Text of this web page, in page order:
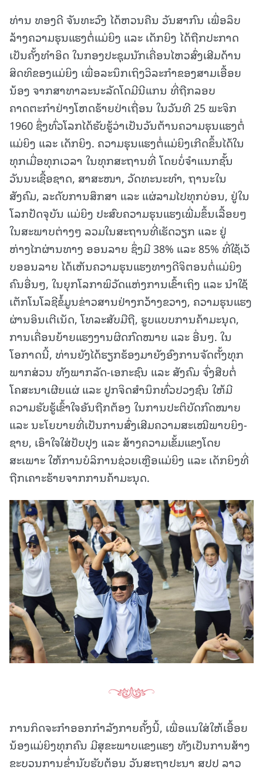
ທ່ານ ທອງດີ ຈັນທະວົງ ໄດ້ຫວນຄືນ ວັນສາກົນ ເພື່ອລຶບ
ລ້າງຄວາມຮຸນແຮງຕໍ່ແມ່ຍິງ ແລະ ເດັກຍິງ ໄດ້ຖືກປະກາດ
ເປັນຄັ້ງທຳອິດ ໃນກອງປະຊຸມນັກເຄື່ອນໄຫວສົ່ງເສີມດ້ານ
ສິດທິຂອງແມ່ຍິງ ເພື່ອລະນຶກເຖິງວິລະກຳຂອງສາມເອື້ອຍ
ນ້ອງ ຈາກສາທາລະນະລັດໂດມີນີແກນ ທີ່ຖືກລອບ
ຄາດຕະກຳຢ່າງໂຫດຮ້າຍປ່າເຖື່ອນ ໃນວັນທີ 25 ພະຈິກ
1960 ຊຶ່ງທົ່ວໂລກໄດ້ຮັບຮູ້ວ່າເປັນວັນຕ້ານຄວາມຮຸນແຮງຕໍ່
ແມ່ຍິງ ແລະ ເດັກຍິງ. ຄວາມຮຸນແຮງຕໍ່ແມ່ຍິງເກີດຂຶ້ນໄດ້ໃນ
ທຸກເມື່ອທຸກເວລາ ໃນທຸກສະຖານທີ່ ໂດຍບໍ່ຈຳແນກຊັ້ນ
ວັນນະເຊື້ອຊາດ, ສາສະໜາ, ວັດທະນະທຳ, ຖານະໃນ
ສັງຄົມ, ລະດັບການສຶກສາ ແລະ ແຜ່ລາມໄປທຸກບ່ອນ, ຢູ່ໃນ
ໂລກປັດຈຸບັນ ແມ່ຍິງ ປະສົບຄວາມຮຸນແຮງເພີ່ມຂຶ້ນເລື້ອຍໆ
ໃນສະພາບຕ່າງໆ ລວມໃນສະຖານທີ່ເຮັດວຽກ ແລະ ຢູ່
ຫ່າງໄກຜ່ານທາງ ອອນລາຍ ຊຶ່ງມີ 38% ແລະ 85% ທີ່ໃຊ້ເວັ
ບອອນລາຍ ໄດ້ເຫັນຄວາມຮຸນແຮງທາງດີຈິຕອນຕໍ່ແມ່ຍິງ
ຄົນອື່ນໆ, ໃນຍຸກໂລກາພິວັດແຫ່ງການເຂົ້າເຖິງ ແລະ ນຳໃຊ້
ເຕັກໂນໂລຊີຂໍ້ມູນຂ່າວສານຢ່າງກວ້າງຂວາງ, ຄວາມຮຸນແຮງ
ຜ່ານອິນເຕີເນັດ, ໂທລະສັບມືຖື, ຮູບແບບການຄ້າມະນຸດ,
ການເຄື່ອນຍ້າຍແຮງງານຜິດກົດໝາຍ ແລະ ອື່ນໆ. ໃນ
ໂອກາດນີ້, ທ່ານຍັງໄດ້ຮຽກຮ້ອງມາຍັງອົງການຈັດຕັ້ງທຸກ
ພາກສ່ວນ ທັງພາກລັດ-ເອກະຊົນ ແລະ ສັງຄົມ ຈົ່ງສືບຕໍ່
ໂຄສະນາເຜີຍແຜ່ ແລະ ປູກຈິດສຳນຶກທົ່ວປວງຊົນ ໃຫ້ມີ
ຄວາມຮັບຮູ້ເຂົ້າໃຈອັນຖືກຕ້ອງ ໃນການປະຕິບັດກົດໝາຍ
ແລະ ນະໂຍບາຍທີ່ເປັນການສົ່ງເສີມຄວາມສະເໝີພາບຍິງ-
ຊາຍ, ເອົາໃຈໃສ່ປັບປຸງ ແລະ ສ້າງຄວາມເຂັ້ມແຂງໂດຍ
ສະເພາະ ໃຫ້ການບໍລິການຊ່ວຍເຫຼືອແມ່ຍິງ ແລະ ເດັກຍິງທີ່
ຖືກເຄາະຮ້າຍຈາກການຄ້າມະນຸດ.
ການກິດຈະກຳອອກກຳລັງກາຍຄັ້ງນີ້, ເພື່ອແນໃສ່ໃຫ້ເອື້ອຍ
ນ້ອງແມ່ຍິງທຸກຄົນ ມີສຸຂະພາບແຂງແຮງ ທັງເປັນການສ້າງ
ຂະບວນການຂໍ່ານັບຮັບຕ້ອນ ວັນສະຖາປະນາ ສປປ ລາວ